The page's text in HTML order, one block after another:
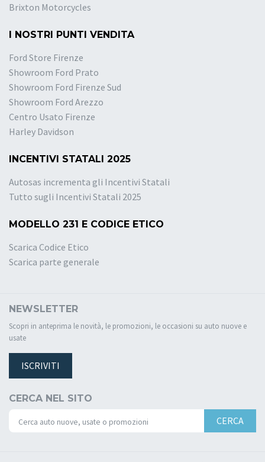
Brixton Motorcycles
I NOSTRI PUNTI VENDITA
Ford Store Firenze
Showroom Ford Prato
Showroom Ford Firenze Sud
Showroom Ford Arezzo
Centro Usato Firenze
Harley Davidson
INCENTIVI STATALI 2025
Autosas incrementa gli Incentivi Statali
Tutto sugli Incentivi Statali 2025
MODELLO 231 E CODICE ETICO
Scarica Codice Etico
Scarica parte generale
NEWSLETTER
Scopri in anteprima le novità, le promozioni, le occasioni su auto nuove e
usate
ISCRIVITI
CERCA NEL SITO
CERCA